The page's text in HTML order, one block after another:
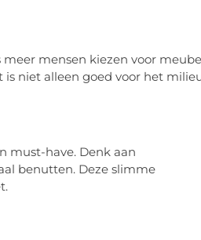
mensen kiezen voor
niet alleen goed voor het
must-have. Denk aan
benutten. Deze slimme